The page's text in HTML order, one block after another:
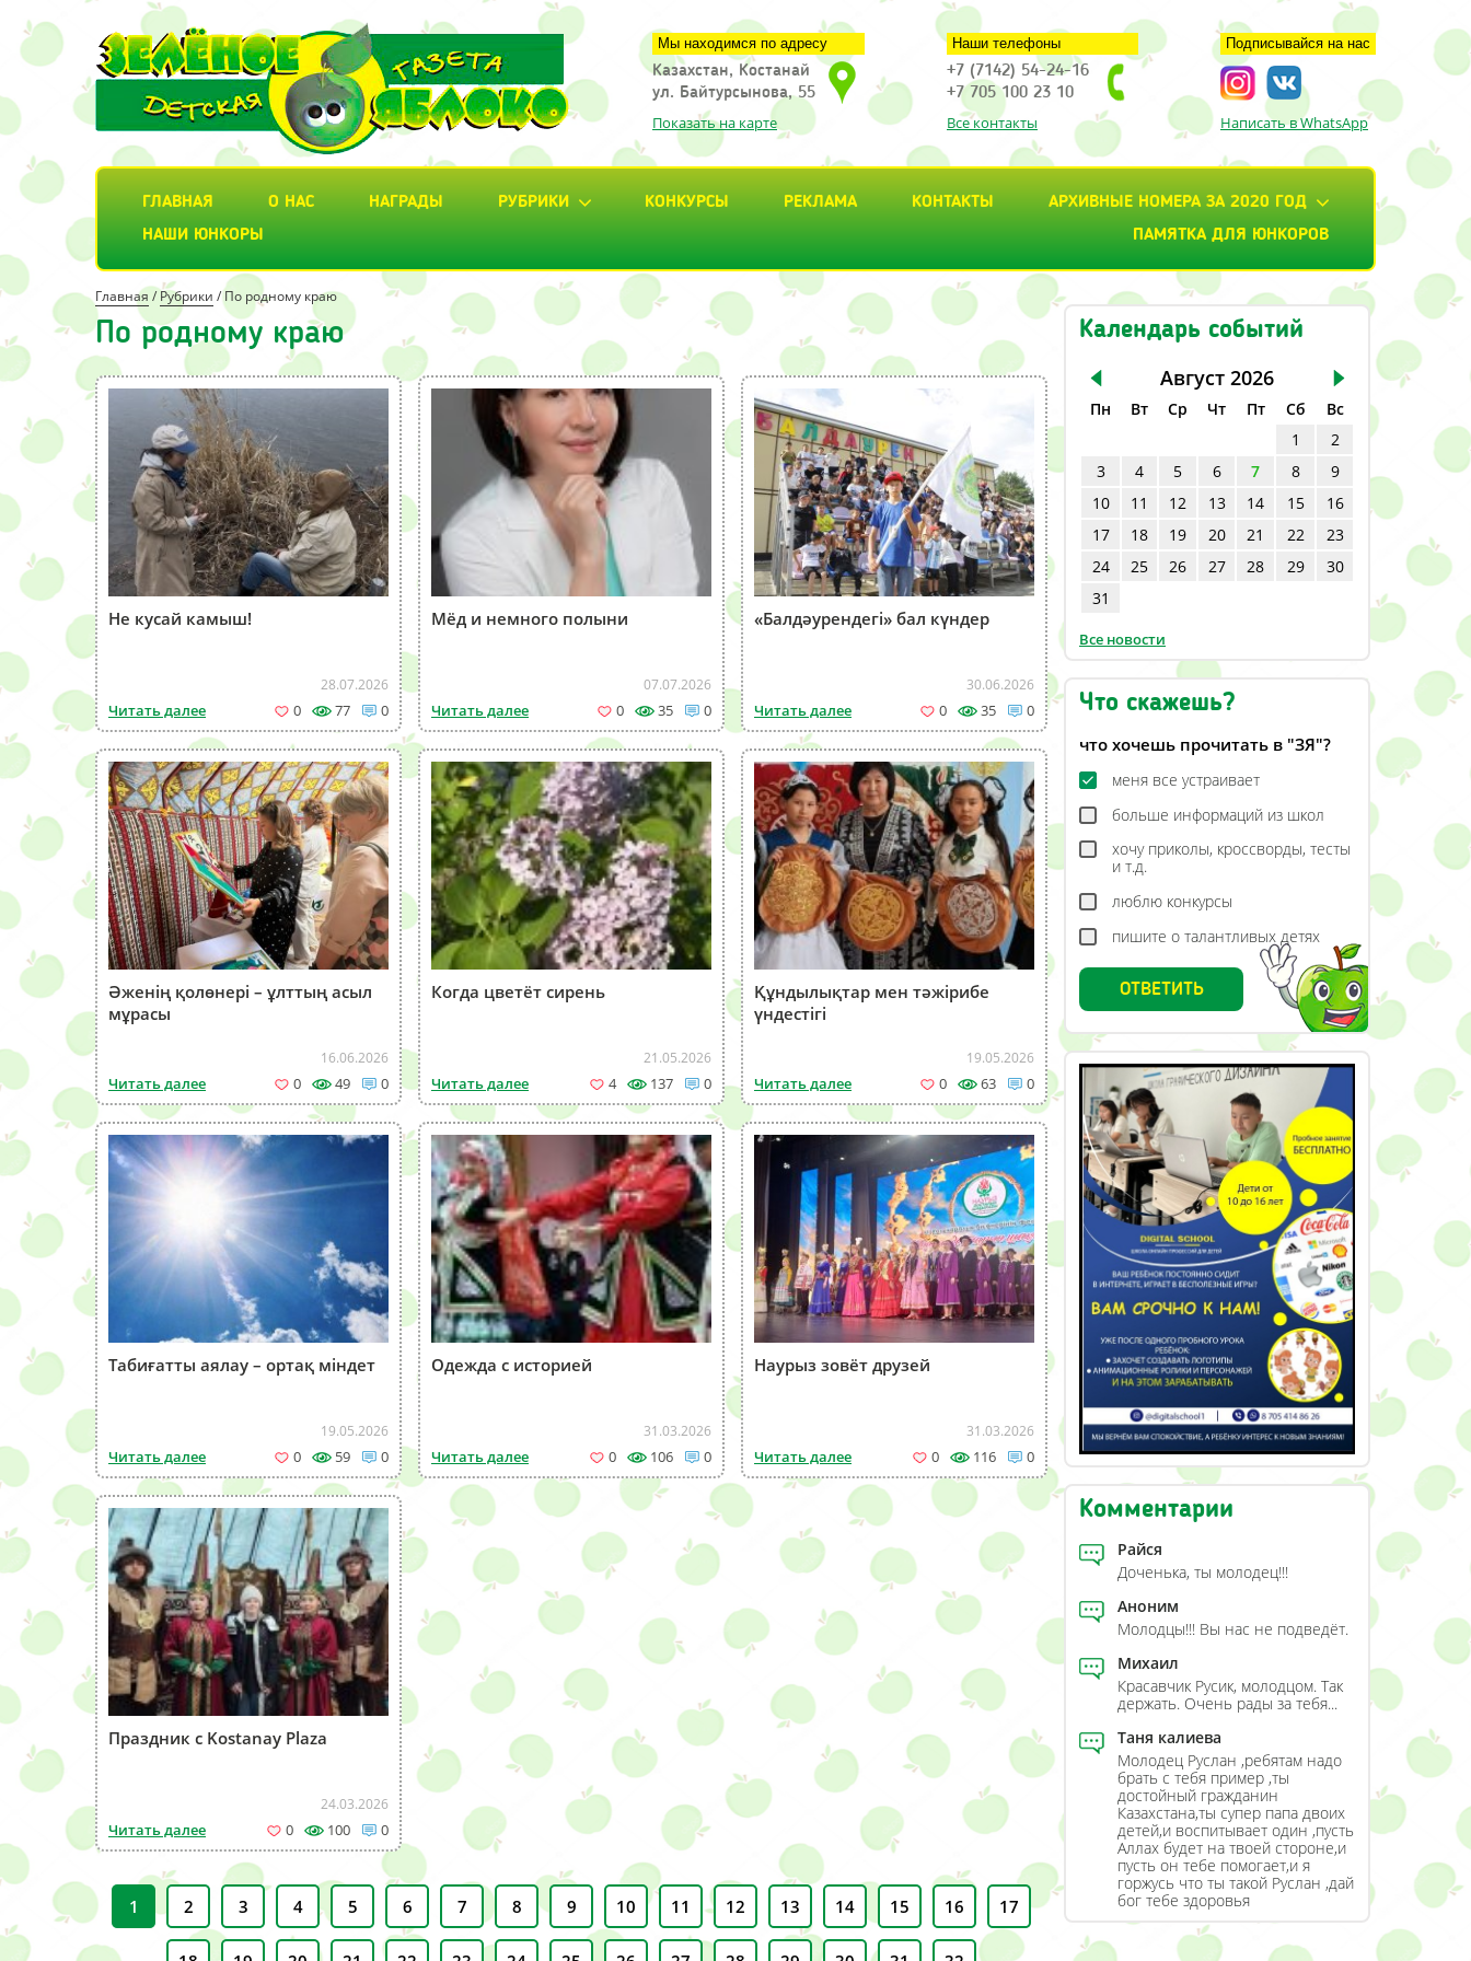
Мы находимся по адресу
Казахстан, Костанай
ул. Байтурсынова, 55
Показать на карте
Наши телефоны
+7 (7142) 54-24-16
+7 705 100 23 10
Все контакты
Подписывайся на нас
Написать в WhatsApp
ГЛАВНАЯ О НАС НАГРАДЫ РУБРИКИ КОНКУРСЫ РЕКЛАМА КОНТАКТЫ
АРХИВНЫЕ НОМЕРА ЗА 2020 ГОД
НАШИ ЮНКОРЫ
ПАМЯТКА ДЛЯ ЮНКОРОВ
Главная / Рубрики /По родному краю
По родному краю
Не кусай камыш!
28.07.2026
Читать далее 0 77 0
Мёд и немного полыни
07.07.2026
Читать далее 0 35 0
«Балдәурендегі» бал күндер
30.06.2026
Читать далее 0 35 0
Әженің қолөнері – ұлттың асыл
мұрасы
16.06.2026
Читать далее 0 49 0
Когда цветёт сирень
21.05.2026
Читать далее 4 137 0
Құндылықтар мен тәжірибе
үндестігі
19.05.2026
Читать далее 0 63 0
Табиғатты аялау – ортақ міндет
19.05.2026
Читать далее 0 59 0
Одежда с историей
31.03.2026
Читать далее 0 106 0
Наурыз зовёт друзей
31.03.2026
Читать далее 0 116 0
Праздник с Kostanay Plaza
24.03.2026
Читать далее 0 100 0
1 2 3 4 5 6 7 8 9 10 11 12 13 14 15 16 17
Календарь событий
Август 2026
Пн Вт Ср Чт Пт Сб
Вс
1
2
3
4 5 6 7 8
9
10
11 12 13 14 15
16
17
18 19 20 21 22
23
24
25 26 27 28 29
30
31
Все новости
Что скажешь?
что хочешь прочитать в "ЗЯ"?
меня все устраивает
больше информаций из школ
хочу приколы, кроссворды, тесты
и т.д.
люблю конкурсы
пишите о талантливых детях
ОТВЕТИТЬ
Комментарии
Райся
Доченька, ты молодец!!!
Аноним
Молодцы!!! Вы нас не подведёт.
Михаил
Красавчик Русик, молодцом. Так
держать. Очень рады за тебя...
Таня калиева
Молодец Руслан ,ребятам надо
брать с тебя пример ,ты
достойный гражданин
Казахстана,ты супер папа двоих
детей,и воспитывает один ,пусть
Аллах будет на твоей стороне,и
пусть он тебе помогает,и я
горжусь что ты такой Руслан ,дай
бог тебе здоровья